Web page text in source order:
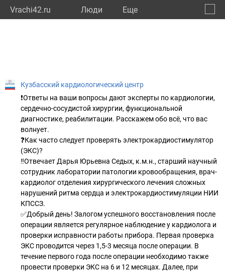
Vrachi42.ru Люди Eще
Кузбасский кардиологический центр
❗Ответы на ваши вопросы дают эксперты по кардиологии,
сердечно-сосудистой хирургии, функциональной
диагностике, реабилитации. Расскажем обо всё, что вас
волнует.
❓Как часто следует проверять электрокардиостимулятор
(ЭКС)?
‼Отвечает Дарья Юрьевна Седых, к.м.н., старший научный
сотрудник лаборатории патологии кровообращения, врач-
кардиолог отделения хирургического лечения сложных
нарушений ритма сердца и электрокардиостимуляции НИИ
КПССЗ.
✅Добрый день! Залогом успешного восстановления после
операции является регулярное наблюдение у кардиолога и
проверки исправности работы прибора. Первая проверка
ЭКС проводится через 1,5-3 месяца после операции. В
течение первого года после операции необходимо также
провести проверки ЭКС на 6 и 12 месяцах. Далее, при